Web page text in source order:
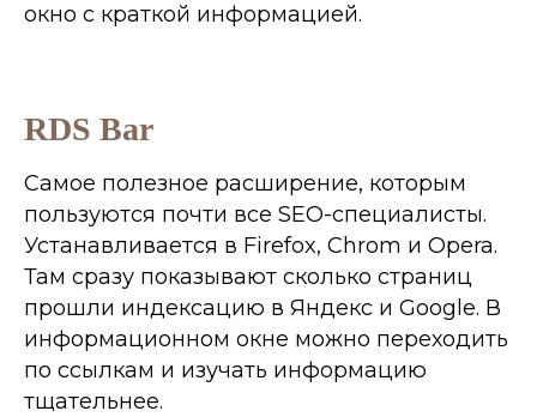
окно с краткой информацией.
RDS Bar
Самое полезное расширение, которым
пользуются почти все SEO-специалисты.
Устанавливается в Firefox, Chrom и Opera.
Там сразу показывают сколько страниц
прошли индексацию в Яндекс и Google. В
информационном окне можно переходить
по ссылкам и изучать информацию
тщательнее.